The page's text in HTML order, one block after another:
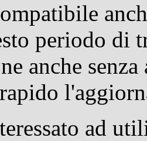
periodo di
anche
ad